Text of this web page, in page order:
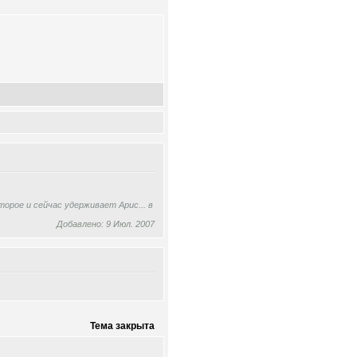
и сейчас удерживает Арис... в
Добавлено: 9 Июл. 2007
Тема закрыта